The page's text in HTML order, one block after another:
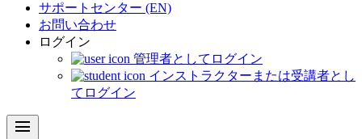
サポートセンター (EN)
お問い合わせ
ログイン
管理者としてログイン
インストラクターまたは受講者とし
てログイン
menu